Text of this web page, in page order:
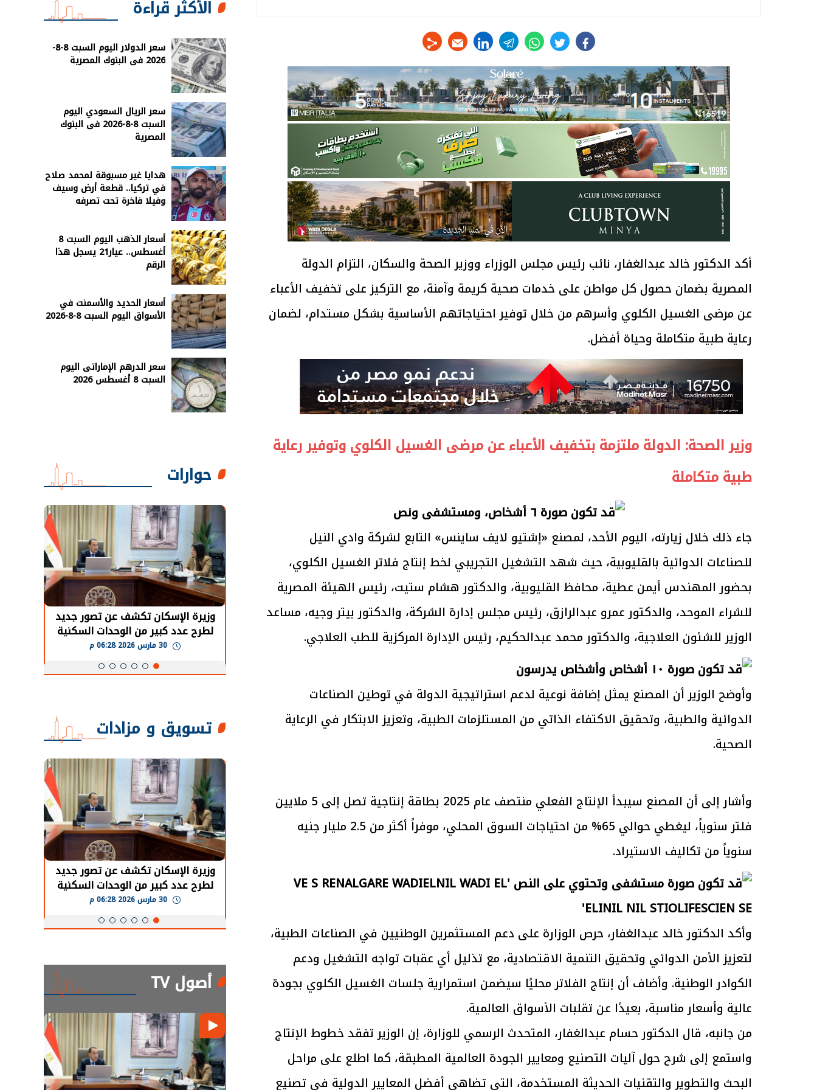
facebook
twitter
whats
telegram
linkedin
أكد الدكتور خالد عبدالغفار، نائب رئيس مجلس الوزراء ووزير الصحة والسكان، التزام الدولة
المصرية بضمان حصول كل مواطن على خدمات صحية كريمة وآمنة، مع التركيز على تخفيف الأعباء
عن مرضى الغسيل الكلوي وأسرهم من خلال توفير احتياجاتهم الأساسية بشكل مستدام، لضمان
رعاية طبية متكاملة وحياة أفضل.
وزير الصحة: الدولة ملتزمة بتخفيف الأعباء عن مرضى الغسيل الكلوي وتوفير رعاية
طبية متكاملة
جاء ذلك خلال زيارته، اليوم الأحد، لمصنع «إشتيو لايف ساينس» التابع لشركة وادي النيل
للصناعات الدوائية بالقليوبية، حيث شهد التشغيل التجريبي لخط إنتاج فلاتر الغسيل الكلوي،
بحضور المهندس أيمن عطية، محافظ القليوبية، والدكتور هشام ستيت، رئيس الهيئة المصرية
للشراء الموحد، والدكتور عمرو عبدالرازق، رئيس مجلس إدارة الشركة، والدكتور بيتر وجيه، مساعد
الوزير للشئون العلاجية، والدكتور محمد عبدالحكيم، رئيس الإدارة المركزية للطب العلاجي.
وأوضح الوزير أن المصنع يمثل إضافة نوعية لدعم استراتيجية الدولة في توطين الصناعات
الدوائية والطبية، وتحقيق الاكتفاء الذاتي من المستلزمات الطبية، وتعزيز الابتكار في الرعاية
الصحية.
وأشار إلى أن المصنع سيبدأ الإنتاج الفعلي منتصف عام 2025 بطاقة إنتاجية تصل إلى 5 ملايين
فلتر سنوياً، ليغطي حوالي 65% من احتياجات السوق المحلي، موفراً أكثر من 2.5 مليار جنيه
سنوياً من تكاليف الاستيراد.
وأكد الدكتور خالد عبدالغفار، حرص الوزارة على دعم المستثمرين الوطنيين في الصناعات الطبية،
لتعزيز الأمن الدوائي وتحقيق التنمية الاقتصادية، مع تذليل أي عقبات تواجه التشغيل ودعم
الكوادر الوطنية. وأضاف أن إنتاج الفلاتر محليًا سيضمن استمرارية جلسات الغسيل الكلوي بجودة
عالية وأسعار مناسبة، بعيدًا عن تقلبات الأسواق العالمية.
من جانبه، قال الدكتور حسام عبدالغفار، المتحدث الرسمي للوزارة، إن الوزير تفقد خطوط الإنتاج
واستمع إلى شرح حول آليات التصنيع ومعايير الجودة العالمية المطبقة، كما اطلع على مراحل
البحث والتطوير والتقنيات الحديثة المستخدمة، التي تضاهي أفضل المعايير الدولية في تصنيع
الأكثر قراءة
سعر الدولار اليوم السبت 8-8-
2026 فى البنوك المصرية
سعر الريال السعودي اليوم
السبت 8-8-2026 فى البنوك
المصرية
هدايا غير مسبوقة لمحمد صلاح
في تركيا.. قطعة أرض وسيف
وفيلا فاخرة تحت تصرفه
أسعار الذهب اليوم السبت 8
أغسطس.. عيار21 يسجل هذا
الرقم
أسعار الحديد والأسمنت في
الأسواق اليوم السبت 8-8-2026
سعر الدرهم الإماراتى اليوم
السبت 8 أغسطس 2026
حوارات
الرئيس السيسي: تداعيات خطيرة على
الاقتصاد العالمي وأسعار الوقود حال
استمرار الأزمة في الشرق الأوسط
رئيس الوزراء يتابع الإجراءات الخاصة
بتنفيذ التوجيهات الرئاسية بطرح وحدات
سكنية بالإيجار للمواطنين
30 مارس 2026 04:40 م
افتتاح «إيجبس 2026» بحضور دولي
واسع.. والبترول: مصر تعزز مكانتها
بوصفها مركزًا إقليميًّا للطاقة
30 مارس 2026 03:59 م
وزيرة الإسكان تكشف عن تصور جديد
لطرح عدد كبير من الوحدات السكنية
بنظام الإيجار
تسويق و مزادات
الرئيس السيسي: تداعيات خطيرة على
الاقتصاد العالمي وأسعار الوقود حال
استمرار الأزمة في الشرق الأوسط
بتنفيذ التوجيهات الرئاسية بطرح وحدات واسع.. والبترول: مصر تعزز مكانتها
وزيرة الإسكان تكشف عن تصور جديد
لطرح عدد كبير من الوحدات السكنية
بنظام الإيجار
أصول TV